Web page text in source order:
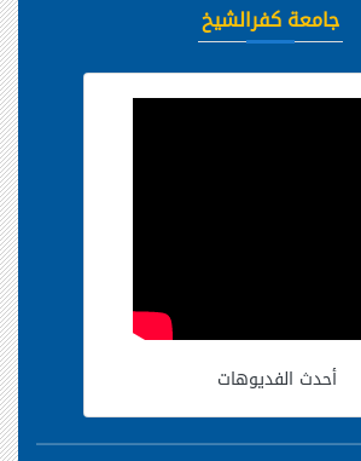
جامعة كفرالشيخ
أحدث الفديوهات